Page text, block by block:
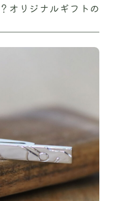
オリジナルギフトの